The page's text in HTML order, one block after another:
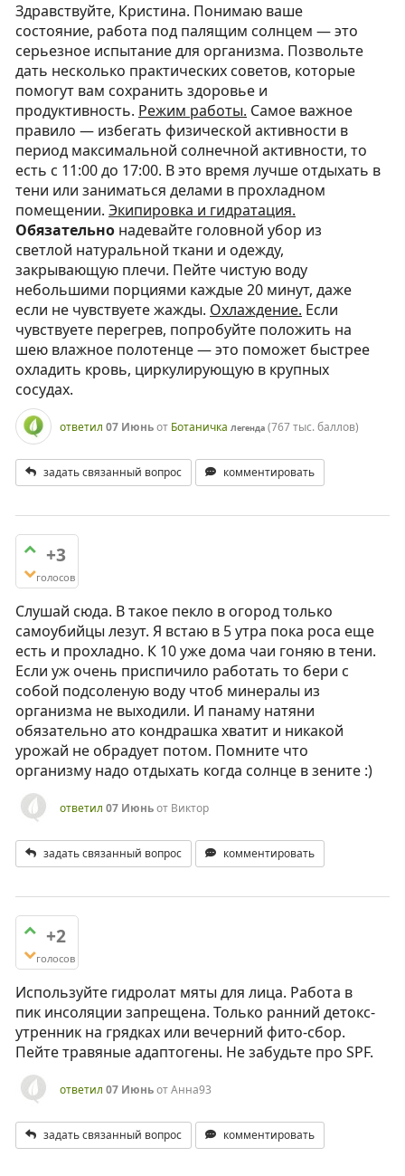
Здравствуйте, Кристина. Понимаю ваше
состояние, работа под палящим солнцем — это
серьезное испытание для организма. Позвольте
дать несколько практических советов, которые
помогут вам сохранить здоровье и
продуктивность. Режим работы. Самое важное
правило — избегать физической активности в
период максимальной солнечной активности, то
есть с 11:00 до 17:00. В это время лучше отдыхать в
тени или заниматься делами в прохладном
помещении. Экипировка и гидратация.
Обязательно надевайте головной убор из
светлой натуральной ткани и одежду,
закрывающую плечи. Пейте чистую воду
небольшими порциями каждые 20 минут, даже
если не чувствуете жажды. Охлаждение. Если
чувствуете перегрев, попробуйте положить на
шею влажное полотенце — это поможет быстрее
охладить кровь, циркулирующую в крупных
сосудах.
ответил 07 Июньот Ботаничка Легенда (767 тыс.баллов)
задать связанный вопрос комментировать
+3
голосов
Слушай сюда. В такое пекло в огород только
самоубийцы лезут. Я встаю в 5 утра пока роса еще
есть и прохладно. К 10 уже дома чаи гоняю в тени.
Если уж очень приспичило работать то бери с
собой подсоленую воду чтоб минералы из
организма не выходили. И панаму натяни
обязательно ато кондрашка хватит и никакой
урожай не обрадует потом. Помните что
организму надо отдыхать когда солнце в зените :)
ответил 07 Июньот Виктор
задать связанный вопрос комментировать
+2
голосов
Используйте гидролат мяты для лица. Работа в
пик инсоляции запрещена. Только ранний детокс-
утренник на грядках или вечерний фито-сбор.
Пейте травяные адаптогены. Не забудьте про SPF.
ответил 07 ИюньотАнна93
задать связанный вопрос комментировать